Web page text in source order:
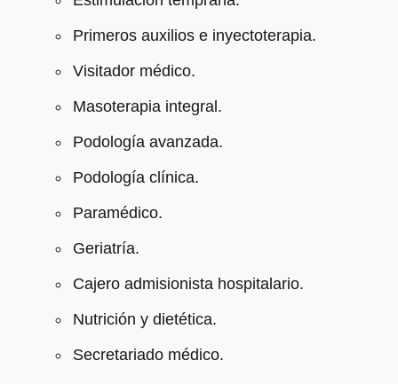
Primeros auxilios e inyectoterapia.
Visitador médico.
Masoterapia integral.
Podología avanzada.
Podología clínica.
Paramédico.
Geriatría.
Cajero admisionista hospitalario.
Nutrición y dietética.
Secretariado médico.